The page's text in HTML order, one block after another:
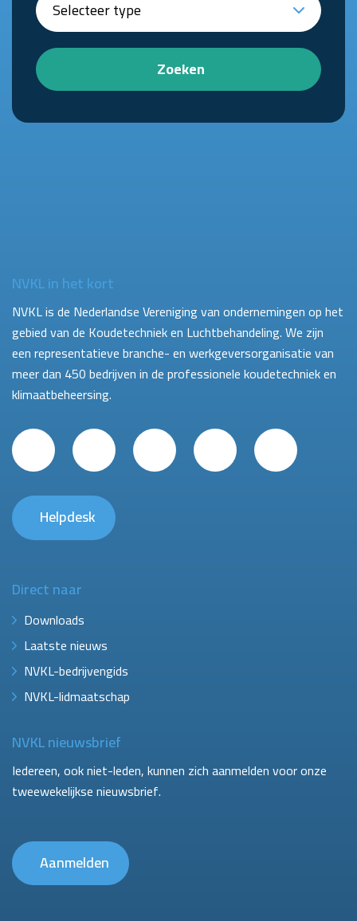
Zoeken
NVKL in het kort
NVKL is de Nederlandse Vereniging van ondernemingen op het
gebied van de Koudetechniek en Luchtbehandeling. We zijn
een representatieve branche- en werkgeversorganisatie van
meer dan 450 bedrijven in de professionele koudetechniek en
klimaatbeheersing.
Helpdesk
Direct naar
Downloads
Laatste nieuws
NVKL-bedrijvengids
NVKL-lidmaatschap
NVKL nieuwsbrief
Iedereen, ook niet-leden, kunnen zich aanmelden voor onze
tweewekelijkse nieuwsbrief.
Aanmelden